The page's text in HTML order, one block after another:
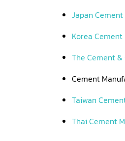
Japan
Korea Cement
The Cement &
Cement
Taiwan
Thai Cement